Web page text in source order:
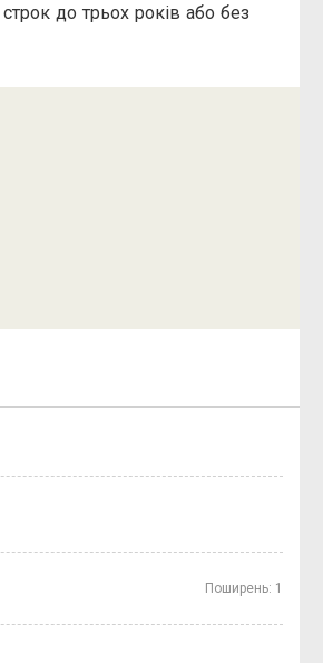
до трьох років або без
Поширень: 1